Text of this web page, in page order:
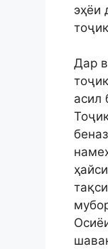
эҳёи
Дар
асил